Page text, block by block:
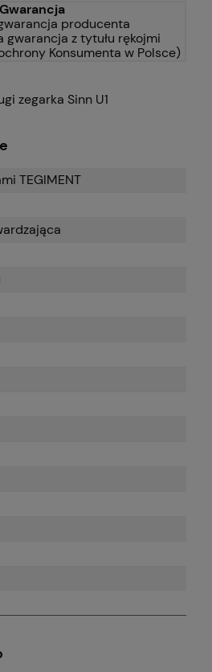
Gwarancja
producenta
gwarancja z tytułu rękojmi
Konsumenta w Polsce)
zegarka Sinn U1
TEGIMENT